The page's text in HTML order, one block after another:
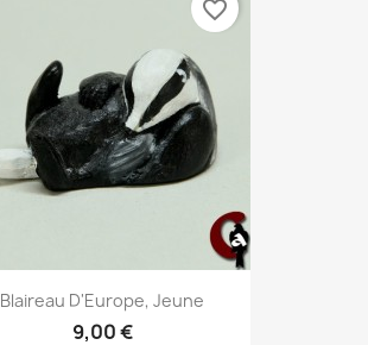
Blaireau D'Europe, Jeune
9,00 €
favorite_border